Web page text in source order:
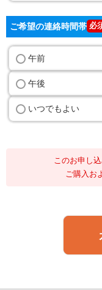
ご希望の連絡時間帯
午前
午後
いつでもよい
このお申し
ご購入お